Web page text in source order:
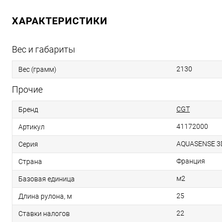
ХАРАКТЕРИСТИКИ
Вес и габариты
Вес (грамм) 2130
Прочие
Бренд CGT
Артикул 41172000
Серия AQUASENSE
Страна Франция
Базовая единица м2
Длина рулона, м 25
Ставки налогов 22